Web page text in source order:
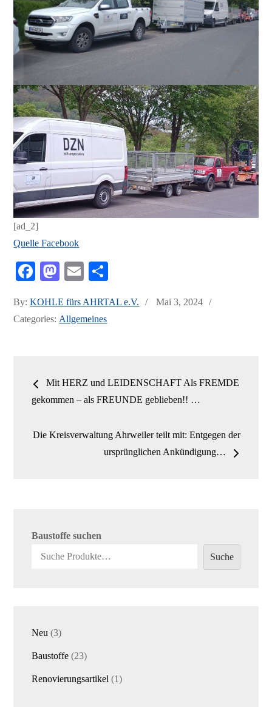
[ad_2]
Quelle Facebook
Fa
bo
ok
M
to
do
E
ail n
By:KOHLE fürs AHRTAL e.V.
Posted
Mai 3, 2024
Categories: Allgemeines
Beitrags-
Navigation
Mit HERZ und LEIDENSCHAFT Als FREMDE
gekommen – als FREUNDE geblieben!! …
Die Kreisverwaltung Ahrweiler teilt mit: Entgegen der
ursprünglichen Ankündigung…
Baustoffe suchen
Suche
Neu 33
Baustoffe 2323
Renovierungsartikel 11